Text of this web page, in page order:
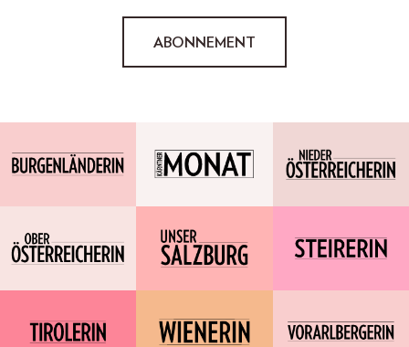
ABONNEMENT